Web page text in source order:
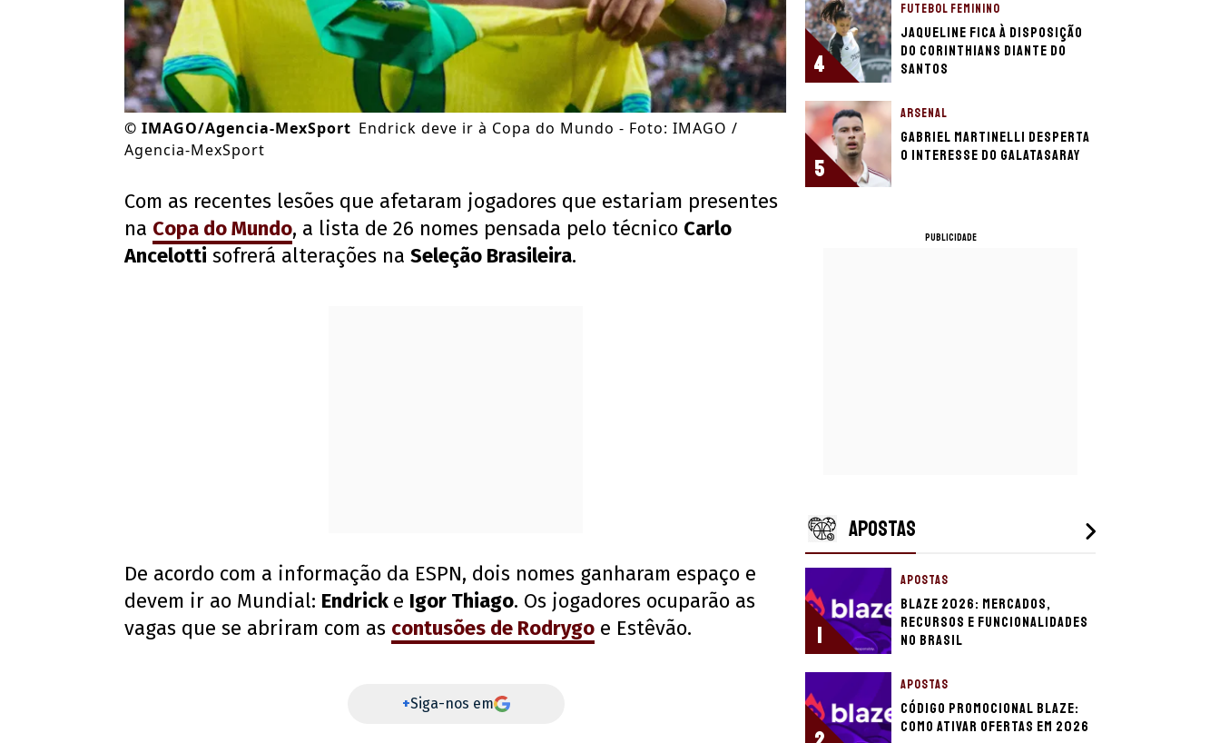
© IMAGO/Agencia-MexSport Endrick deve ir à Copa do Mundo - Foto: IMAGO /
Agencia-MexSport
Com as recentes lesões que afetaram jogadores que estariam presentes
na Copa do Mundo, a lista de 26 nomes pensada pelo técnico Carlo
Ancelotti sofrerá alterações na Seleção Brasileira.
De acordo com a informação da ESPN, dois nomes ganharam espaço e
devem ir ao Mundial: Endrick e Igor Thiago. Os jogadores ocuparão as
vagas que se abriram com as contusões de Rodrygo e Estêvão.
+Siga-nos em
4
FUTEBOL FEMININO
Jaqueline fica à disposição
do Corinthians diante do
Santos
5
ARSENAL
Gabriel Martinelli desperta
o interesse do Galatasaray
PUBLICIDADE
APOSTAS
1
APOSTAS
Blaze 2026: mercados,
recursos e funcionalidades
no Brasil
APOSTAS
Código promocional Blaze:
como ativar ofertas em 2026